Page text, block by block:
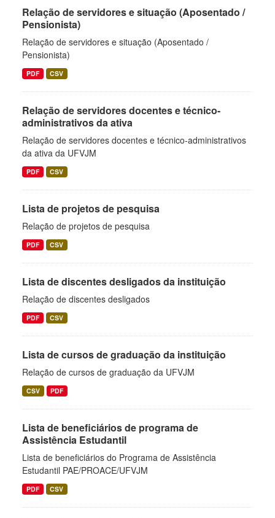
Relação de servidores e situação (Aposentado /
Pensionista)
Relação de servidores e situação (Aposentado /
Pensionista)
PDF CSV
Relação de servidores docentes e técnico-
administrativos da ativa
Relação de servidores docentes e técnico-administrativos
da ativa da UFVJM
PDF CSV
Lista de projetos de pesquisa
Relação de projetos de pesquisa
PDF CSV
Lista de discentes desligados da instituição
Relação de discentes desligados
PDF CSV
Lista de cursos de graduação da instituição
Relação de cursos de graduação da UFVJM
CSV PDF
Lista de beneficiários de programa de
Assistência Estudantil
Lista de beneficiários do Programa de Assistência
Estudantil PAE/PROACE/UFVJM
PDF CSV